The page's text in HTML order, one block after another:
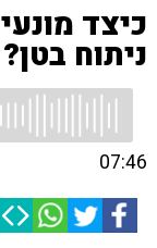
כיצד
ניתוח בטן?
07:46